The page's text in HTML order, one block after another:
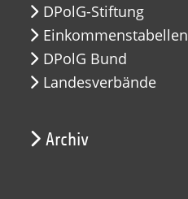
DPolG-Stiftung
Einkommenstabellen
DPolG Bund
Landesverbände
Archiv